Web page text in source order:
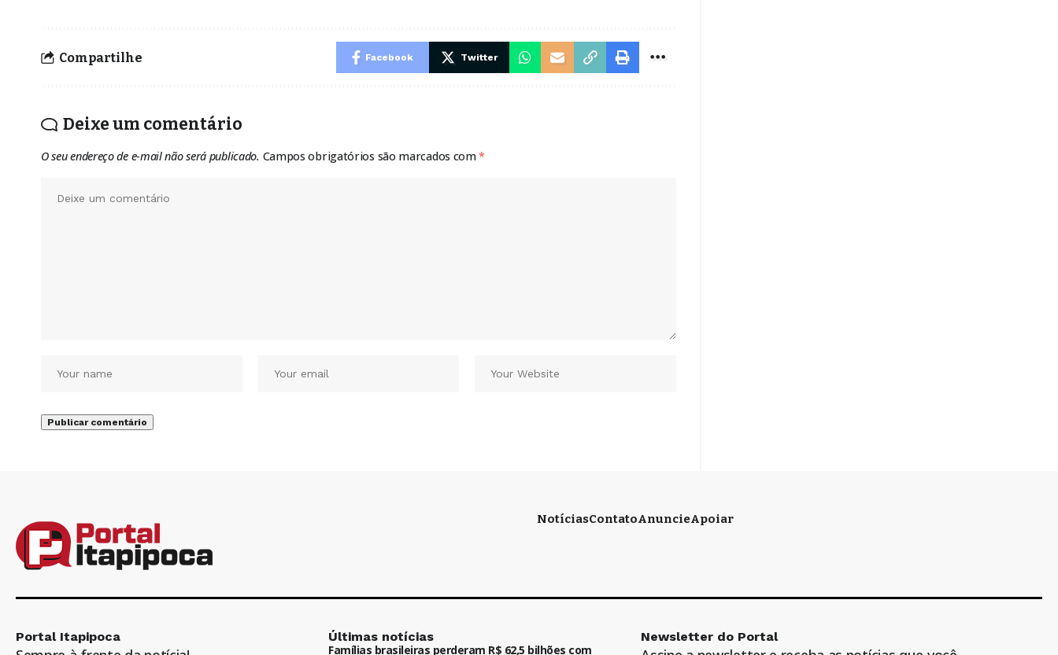
Compartilhe Facebook Twitter
Deixe um comentário
O seu endereço de e-mail não será publicado. Campos obrigatórios são marcados com*
NotíciasContatoAnuncieApoiar
Portal Itapipoca
Últimas notícias
Famílias brasileiras perderam R$ 62,5 bilhões com
Newsletter do Portal